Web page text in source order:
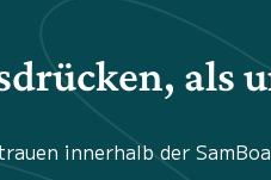
als
innerhalb der